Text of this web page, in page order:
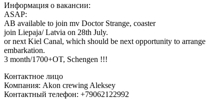
Информация о вакансии:
ASAP:
AB available to join mv Doctor Strange, coaster
join Liepaja/ Latvia on 28th July.
or next Kiel Canal, which should be next opportunity to arrange
embarkation.
3 month/1700+OT, Schengen !!!
Контактное лицо
Компания: Akon crewing Aleksey
Контактный телефон: +79062122992